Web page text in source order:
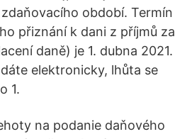
období. Termín
přiznání k dani z příjmů za
daně) je 1. dubna 2021.
elektronicky, lhůta se
1.
na podanie daňového